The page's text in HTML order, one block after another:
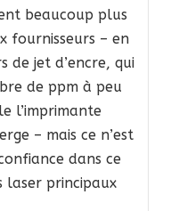
beaucoup plus
fournisseurs – en
de jet d’encre, qui
de ppm à peu
l’imprimante
– mais ce n’est
dans ce
laser principaux